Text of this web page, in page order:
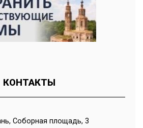
КОНТАКТЫ
Соборная площадь, 3